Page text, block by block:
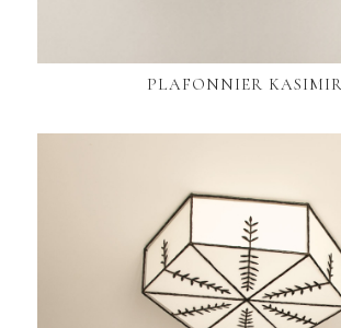
PLAFONNIER KASIMIR